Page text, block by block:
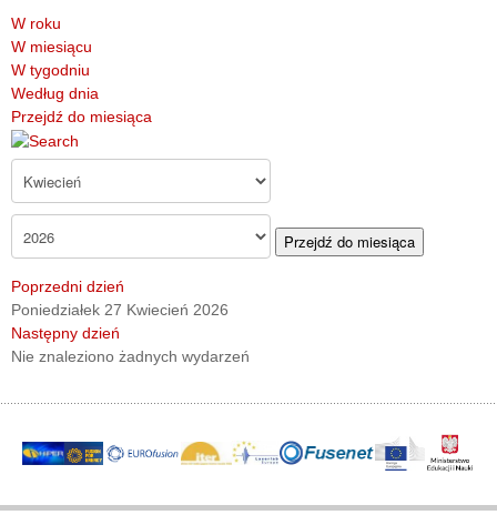
W roku
W miesiącu
W tygodniu
Według dnia
Przejdź do miesiąca
Przejdź do miesiąca
Poprzedni dzień
Poniedziałek 27 Kwiecień 2026
Następny dzień
Nie znaleziono żadnych wydarzeń